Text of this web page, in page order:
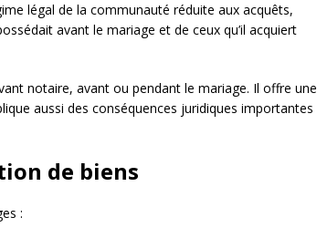
légal de la communauté réduite aux acquêts,
avant le mariage et de ceux qu’il acquiert
notaire, avant ou pendant le mariage. Il offre une
aussi des conséquences juridiques importantes
de biens
: